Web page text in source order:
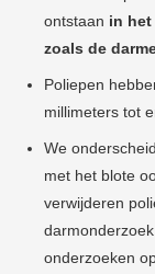
enterologie)
ontstaan in
zoals de
Poliepen
millimeters tot
We
met het blote
verwijderen
onderzoeken